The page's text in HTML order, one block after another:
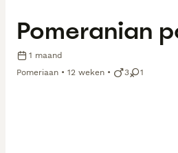
Pomeranian
1 maand
Pomeriaan
12 weken 3 1